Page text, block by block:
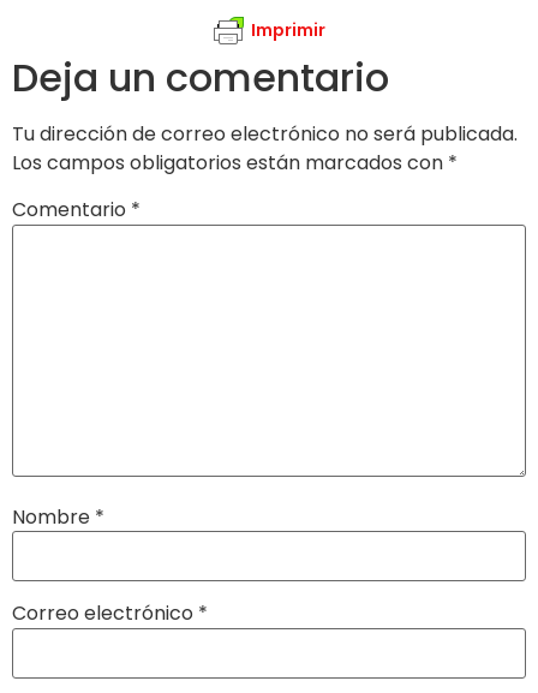
Imprimir
Deja un comentario
Tu dirección de correo electrónico no será publicada.
Los campos obligatorios están marcados con *
Comentario *
Nombre *
Correo electrónico *